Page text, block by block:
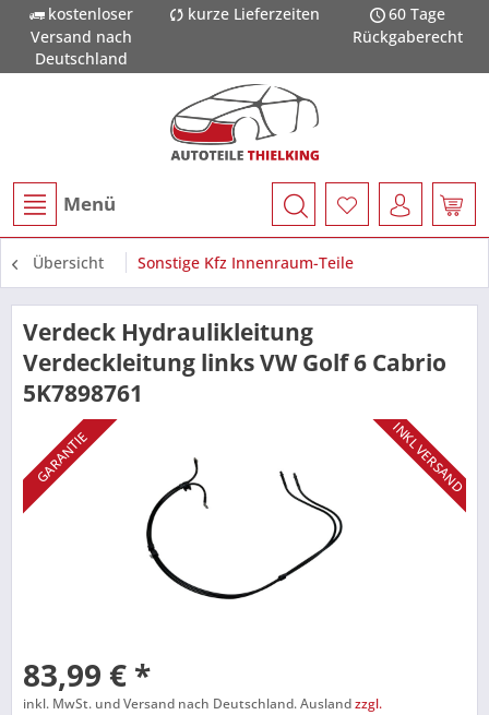
kostenloser
Versand nach
Deutschland
kurze Lieferzeiten
60 Tage
Rückgaberecht
Menü
Übersicht Sonstige Kfz Innenraum-Teile
Verdeck Hydraulikleitung
Verdeckleitung links VW Golf 6 Cabrio
5K7898761
GARANTIE INKL VERSAND
83,99 € *
inkl. MwSt. und Versand nach Deutschland. Auslandzzgl.